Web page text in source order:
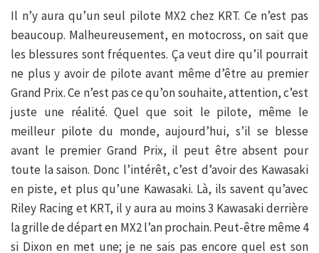
Il n’y aura qu’un seul pilote MX2 chez KRT. Ce n’est pas
beaucoup. Malheureusement, en motocross, on sait que
les blessures sont fréquentes. Ça veut dire qu’il pourrait
ne plus y avoir de pilote avant même d’être au premier
Grand Prix. Ce n’est pas ce qu’on souhaite, attention, c’est
juste une réalité. Quel que soit le pilote, même le
meilleur pilote du monde, aujourd’hui, s’il se blesse
avant le premier Grand Prix, il peut être absent pour
toute la saison. Donc l’intérêt, c’est d’avoir des Kawasaki
en piste, et plus qu’une Kawasaki. Là, ils savent qu’avec
Riley Racing et KRT, il y aura au moins 3 Kawasaki derrière
la grille de départ en MX2 l’an prochain. Peut-être même 4
si Dixon en met une; je ne sais pas encore quel est son